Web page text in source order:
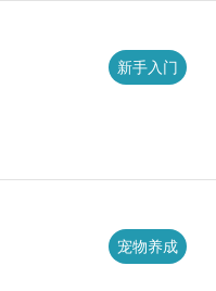
新手入门
宠物养成